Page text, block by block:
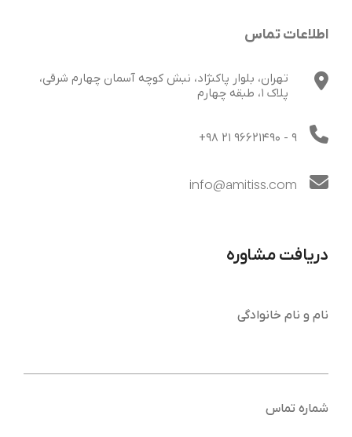
اطلاعات تماس
تهران، بلوار پاکنژاد، نبش کوچه آسمان چهارم شرقی،
پلاک 1، طبقه چهارم
+98 21 96621490 - 9
دریافت مشاوره
نام و نام خانوادگی
شماره تماس